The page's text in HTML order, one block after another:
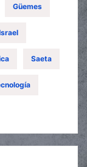
Güemes
Saeta